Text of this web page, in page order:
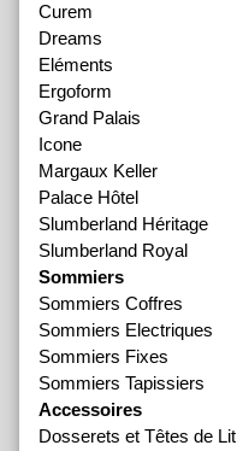
Curem
Dreams
Eléments
Ergoform
Grand Palais
Icone
Margaux Keller
Palace Hôtel
Slumberland Héritage
Slumberland Royal
Sommiers
Sommiers Coffres
Sommiers Electriques
Sommiers Fixes
Sommiers Tapissiers
Accessoires
Dosserets et Têtes de Lit